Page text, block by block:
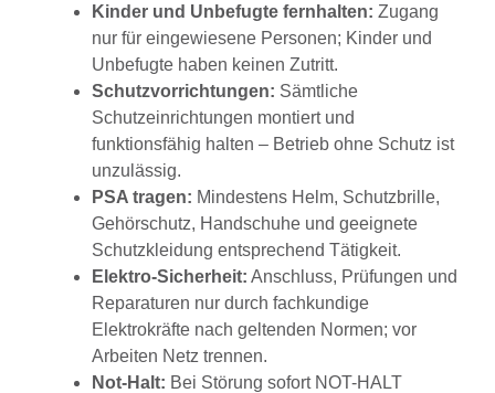
Kinder und Unbefugte fernhalten: Zugang
nur für eingewiesene Personen; Kinder und
Unbefugte haben keinen Zutritt.
Schutzvorrichtungen: Sämtliche
Schutzeinrichtungen montiert und
funktionsfähig halten – Betrieb ohne Schutz ist
unzulässig.
PSA tragen: Mindestens Helm, Schutzbrille,
Gehörschutz, Handschuhe und geeignete
Schutzkleidung entsprechend Tätigkeit.
Elektro-Sicherheit: Anschluss, Prüfungen und
Reparaturen nur durch fachkundige
Elektrokräfte nach geltenden Normen; vor
Arbeiten Netz trennen.
Not-Halt: Bei Störung sofort NOT-HALT